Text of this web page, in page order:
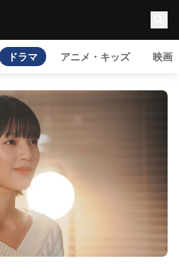
ドラマ アニメ・キッズ 映画